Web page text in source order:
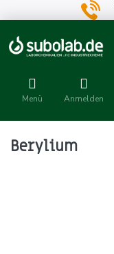
Menü Anmelden
Berylium